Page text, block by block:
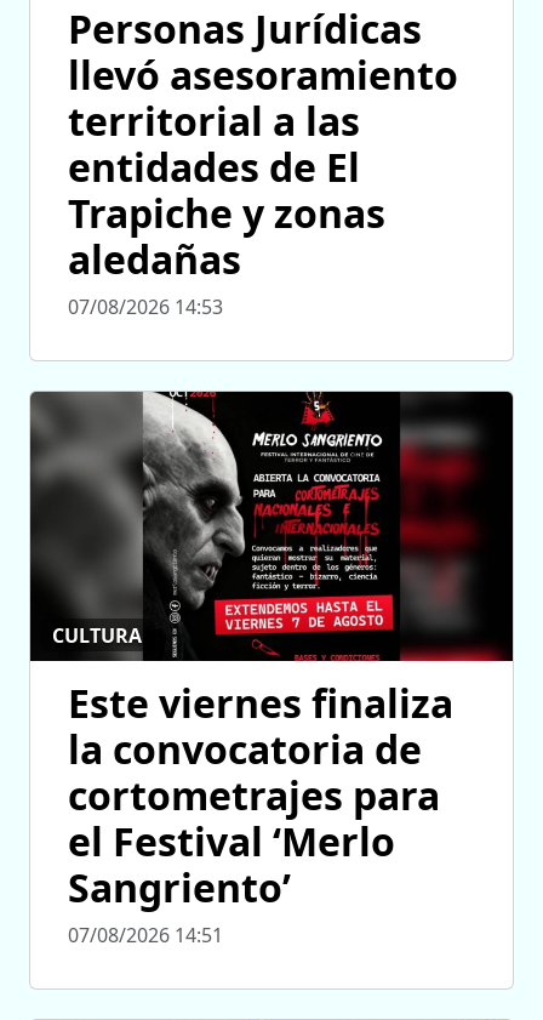
Personas Jurídicas
llevó asesoramiento
territorial a las
entidades de El
Trapiche y zonas
aledañas
07/08/2026 14:53
CULTURA
Este viernes finaliza
la convocatoria de
cortometrajes para
el Festival ‘Merlo
Sangriento’
07/08/2026 14:51